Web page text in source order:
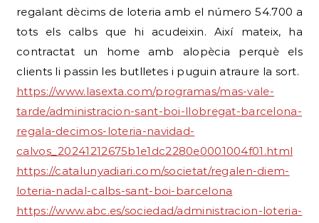
regalant dècims de loteria amb el número 54.700 a
tots els calbs que hi acudeixin. Així mateix, ha
contractat un home amb alopècia perquè els
clients li passin les butlletes i puguin atraure la sort.
https://www.lasexta.com/programas/mas-vale-
tarde/administracion-sant-boi-llobregat-barcelona-
regala-decimos-loteria-navidad-
calvos_20241212675b1e1dc2280e0001004f01.html
https://catalunyadiari.com/societat/regalen-diem-
loteria-nadal-calbs-sant-boi-barcelona
https://www.abc.es/sociedad/administracion-loteria-